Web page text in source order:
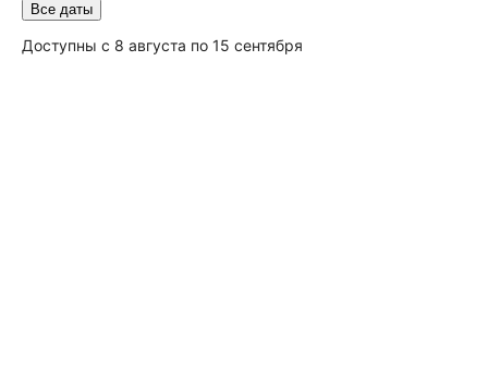
Все даты
Доступны с 8 августа по 15 сентября